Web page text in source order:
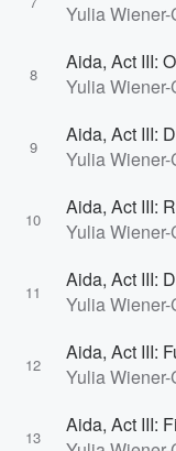
Yulia
8
Aida, Act III:
Yulia
9
Aida, Act III:
Yulia
10
Yulia
11
Yulia
12
Yulia
13